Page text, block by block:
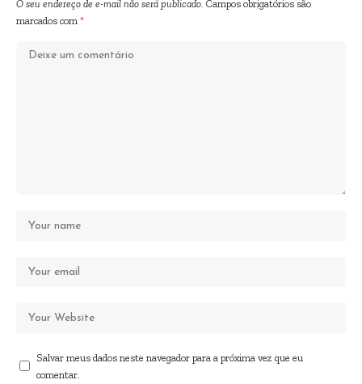
O seu endereço de e-mail não será publicado. Campos obrigatórios são
marcados com *
Salvar meus dados neste navegador para a próxima vez que eu
comentar.